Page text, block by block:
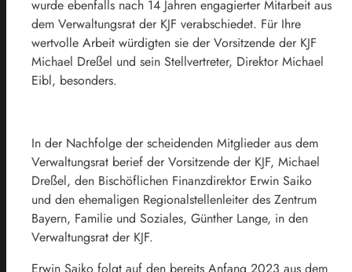
wurde ebenfalls nach 14 Jahren engagierter Mitarbeit aus
dem Verwaltungsrat der KJF verabschiedet. Für Ihre
wertvolle Arbeit würdigten sie der Vorsitzende der KJF
Michael Dreßel und sein Stellvertreter, Direktor Michael
Eibl, besonders.
In der Nachfolge der scheidenden Mitglieder aus dem
Verwaltungsrat berief der Vorsitzende der KJF, Michael
Dreßel, den Bischöflichen Finanzdirektor Erwin Saiko
und den ehemaligen Regionalstellenleiter des Zentrum
Bayern, Familie und Soziales, Günther Lange, in den
Verwaltungsrat der KJF.